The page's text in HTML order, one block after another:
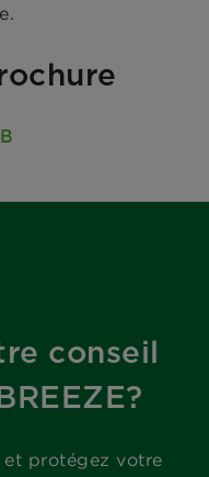
conseil
et protégez votre